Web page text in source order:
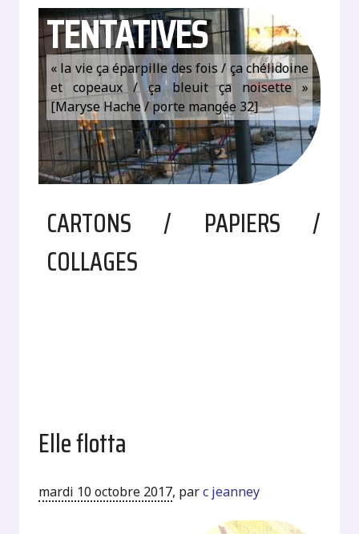
TENTATIVES
« la vie ça éparpille des fois / ça chélidoine
et copeaux / ça bleuit ça noisette »
[Maryse Hache / porte mangée 32]
CARTONS / PAPIERS /
COLLAGES
Elle flotta
mardi 10 octobre 2017, parc jeanney